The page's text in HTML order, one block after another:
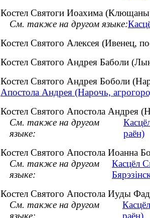
Костел Святоги Иоахима
См. также на другом языке:
Костел Святого Алексея (Ивенец,
Костел Святого Андрея Баболи
Костел Святого Андрея Боболи
Апостола Андрея (Нарочь,
Костел Святого Апостола Андрея
См. также на другом
языке:
раён)
Костел Святого Апостола Иоанна
См. также на другом
языке:
Касцёл
Костел Святого Апостола Иуды
См. также на другом